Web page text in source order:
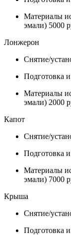
Материалы
эмали) 5000
Лонжерон
Снятие/
Подготовка
Материалы
эмали) 2000
Капот
Снятие/
Подготовка
Материалы
эмали) 7000
Крыша
Снятие/
Подготовка